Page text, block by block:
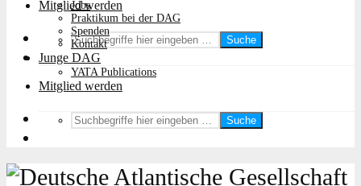
Mitglied werden
Suche
Jobs
Praktikum bei der DAG
Spenden
Kontakt
Junge DAG
YATA Publications
Mitglied werden
Suche